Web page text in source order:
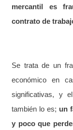
mercantil es
contrato de
Se trata de un
económico en
significativas, y
también lo es; un
y poco que